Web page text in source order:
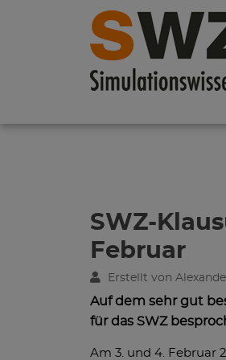
SWZ-
Februar
Erstellt von
Auf dem sehr gut
für das SWZ
Am 3. und 4. Februar